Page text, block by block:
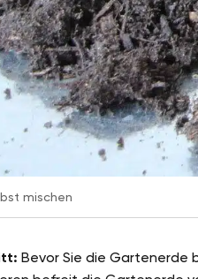
mischen
Bevor Sie die Gartenerde